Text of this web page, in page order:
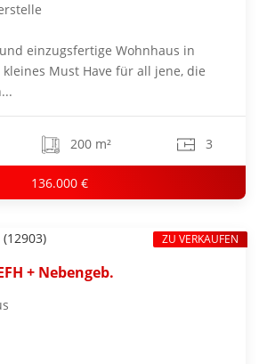
einzugsfertige Wohnhaus in
Must Have für all jene, die
200 m² 3
136.000 €
+ Nebengeb.
ZU VERKAUFEN